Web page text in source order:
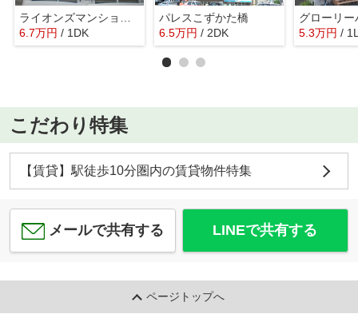
6.7万円 / 1DK
パレスこずかた橋
6.5万円 / 2DK
グローリー
5.3万円 /
こだわり特集
【賃貸】駅徒歩10分圏内の賃貸物件特集
メールで共有する LINEで共有する
ページトップへ